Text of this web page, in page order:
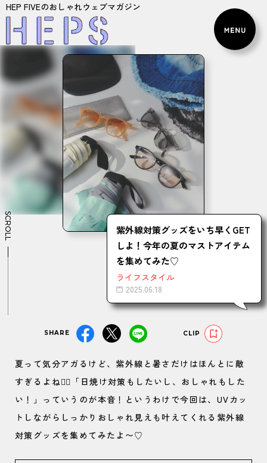
HEP FIVEのおしゃれウェブマガジン
紫外線対策グッズをいち早くGET
しよ！今年の夏のマストアイテム
を集めてみた♡
ライフスタイル
2025.06.18
SCROLL
SHARE CLIP
夏って気分アガるけど、紫外線と暑さだけはほんとに敵
すぎるよね😮‍💨「日焼け対策もしたいし、おしゃれもした
い！」っていうのが本音！というわけで今回は、UVカッ
トしながらしっかりおしゃれ見えも叶えてくれる紫外線
対策グッズを集めてみたよ〜♡